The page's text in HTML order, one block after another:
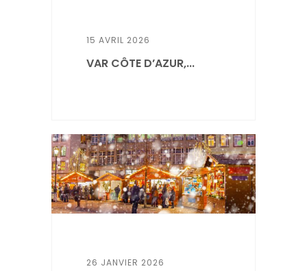
15 AVRIL 2026
VAR CÔTE D’AZUR,...
26 JANVIER 2026